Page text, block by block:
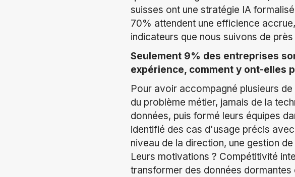
suisses ont une stratégie IA
70% attendent une efficience
indicateurs que nous suivons de
Seulement 9% des entreprises
expérience, comment y ont-elles
Pour avoir accompagné plusieurs
du problème métier, jamais de la
données, puis formé leurs équipes
identifié des cas d'usage précis
niveau de la direction, une gestion
Leurs motivations ? Compétitivité
transformer des données